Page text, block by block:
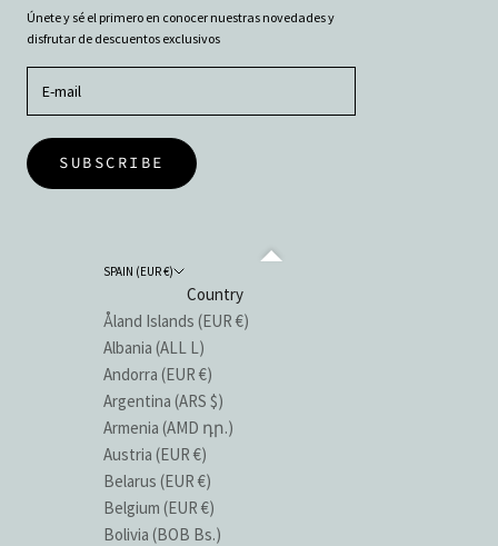
Únete y sé el primero en conocer nuestras novedades y
disfrutar de descuentos exclusivos
SUBSCRIBE
SPAIN (EUR €)
Country
Åland Islands (EUR €)
Albania (ALL L)
Andorra (EUR €)
Argentina (ARS $)
Armenia (AMD դր.)
Austria (EUR €)
Belarus (EUR €)
Belgium (EUR €)
Bolivia (BOB Bs.)